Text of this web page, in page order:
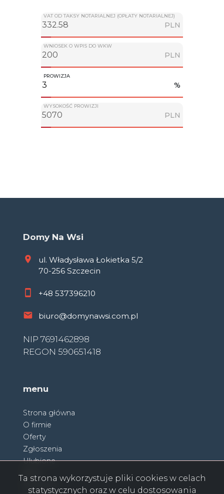
VAT OD TAKSY NOTARIALNEJ (OPŁATY NOTARIALNEJ)
PLN
WNIOSEK O WPIS DO WKW
PLN
PROWIZJA
%
WYSOKOŚĆ PROWIZJI
PLN
Domy Na Wsi
ul. Władysława Łokietka 5/2
70-256 Szczecin
+48 537396210
biuro@domynawsi.com.pl
NIP 7691462898
REGON 590651418
menu
Strona główna
O firmie
Oferty
Zgłoszenia
Ulubione
Ta strona wykorzystuje pliki cookies w celach
statystycznych oraz w celu dostosowania